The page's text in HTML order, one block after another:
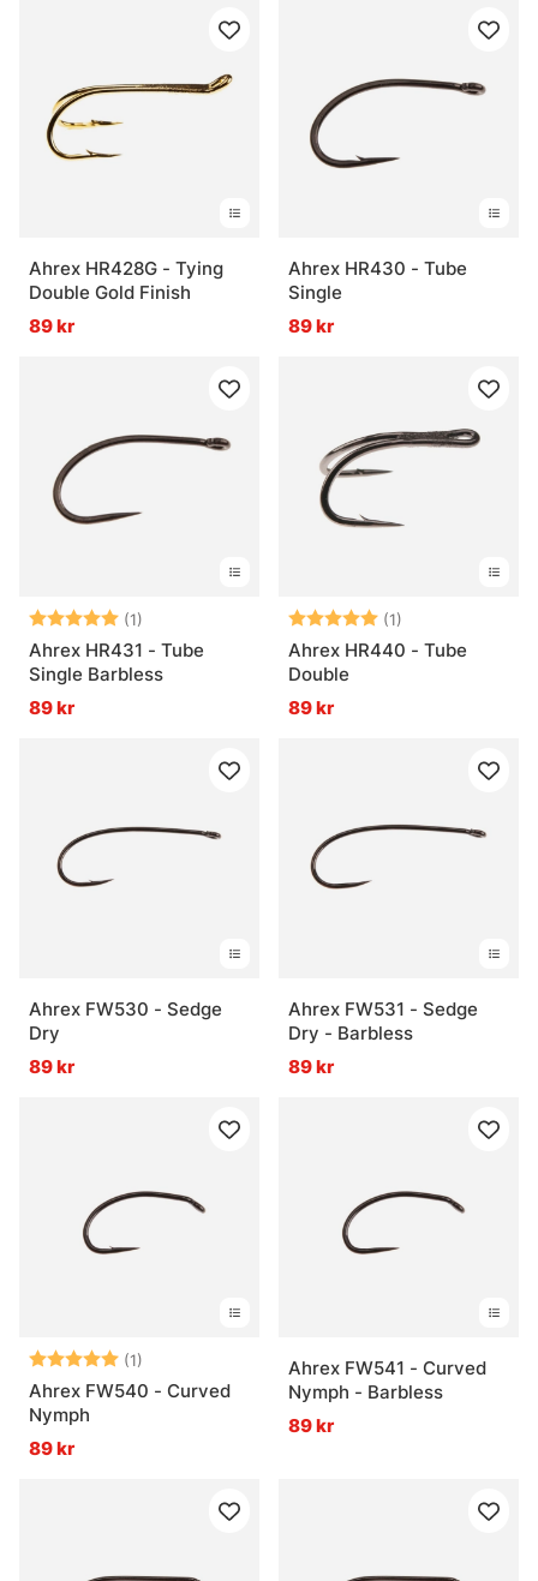
Ahrex HR428G - Tying
Double Gold Finish
89 kr
Ahrex HR430 - Tube
Single
89 kr
Betyg: (1)
5.0 utav 5 stjärnor
Ahrex HR431 - Tube
Single Barbless
89 kr
Betyg: (1)
Ahrex HR440 - Tube
Double
89 kr
Ahrex FW530 - Sedge
Dry
89 kr
Ahrex FW531 - Sedge
Dry - Barbless
89 kr
Betyg: (1)
5.0 utav 5 stjärnor
Ahrex FW540 - Curved
Nymph
89 kr
Ahrex FW541 - Curved
Nymph - Barbless
89 kr